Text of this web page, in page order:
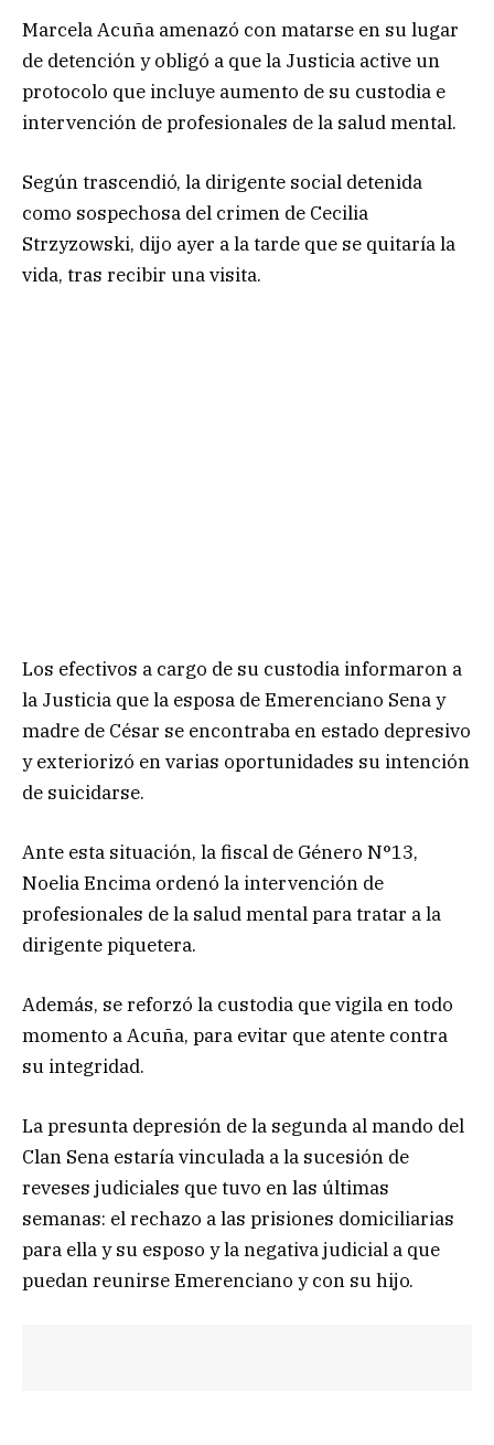
Marcela Acuña amenazó con matarse en su lugar
de detención y obligó a que la Justicia active un
protocolo que incluye aumento de su custodia e
intervención de profesionales de la salud mental.
Según trascendió, la dirigente social detenida
como sospechosa del crimen de Cecilia
Strzyzowski, dijo ayer a la tarde que se quitaría la
vida, tras recibir una visita.
Los efectivos a cargo de su custodia informaron a
la Justicia que la esposa de Emerenciano Sena y
madre de César se encontraba en estado depresivo
y exteriorizó en varias oportunidades su intención
de suicidarse.
Ante esta situación, la fiscal de Género N°13,
Noelia Encima ordenó la intervención de
profesionales de la salud mental para tratar a la
dirigente piquetera.
Además, se reforzó la custodia que vigila en todo
momento a Acuña, para evitar que atente contra
su integridad.
La presunta depresión de la segunda al mando del
Clan Sena estaría vinculada a la sucesión de
reveses judiciales que tuvo en las últimas
semanas: el rechazo a las prisiones domiciliarias
para ella y su esposo y la negativa judicial a que
puedan reunirse Emerenciano y con su hijo.